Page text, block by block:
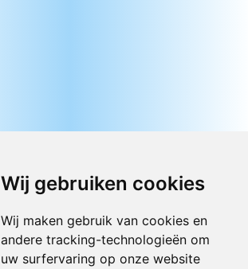
Wij gebruiken cookies
Wij maken gebruik van cookies en
andere tracking-technologieën om
uw surfervaring op onze website